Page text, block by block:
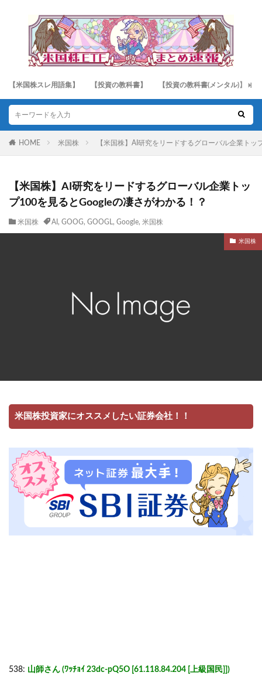
【米国株スレ用語集】 【投資の教科書】 【投資の教科書(メンタル)】
HOME 米国株 【米国株】AI研究をリードするグローバル企業ト
【米国株】AI研究をリードするグローバル企業トッ
プ100を見るとGoogleの凄さがわかる！？
米国株 AI , GOOG, GOOGL , Google, 米国株
米国株
米国株投資家にオススメしたい証券会社！！
538: 山師さん (ﾜｯﾁｮｲ 23dc-pQ5O [61.118.84.204 [上級国民]])